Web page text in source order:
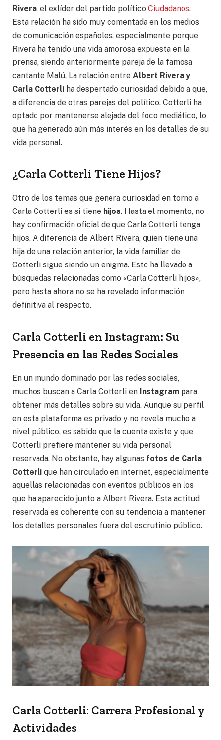
Rivera, el exlíder del partido político Ciudadanos.
Esta relación ha sido muy comentada en los medios
de comunicación españoles, especialmente porque
Rivera ha tenido una vida amorosa expuesta en la
prensa, siendo anteriormente pareja de la famosa
cantante Malú. La relación entre Albert Rivera y
Carla Cotterli ha despertado curiosidad debido a que,
a diferencia de otras parejas del político, Cotterli ha
optado por mantenerse alejada del foco mediático, lo
que ha generado aún más interés en los detalles de su
vida personal.
¿Carla Cotterli Tiene Hijos?
Otro de los temas que genera curiosidad en torno a
Carla Cotterli es si tiene hijos. Hasta el momento, no
hay confirmación oficial de que Carla Cotterli tenga
hijos. A diferencia de Albert Rivera, quien tiene una
hija de una relación anterior, la vida familiar de
Cotterli sigue siendo un enigma. Esto ha llevado a
búsquedas relacionadas como «Carla Cotterli hijos»,
pero hasta ahora no se ha revelado información
definitiva al respecto.
Carla Cotterli en Instagram: Su
Presencia en las Redes Sociales
En un mundo dominado por las redes sociales,
muchos buscan a Carla Cotterli en Instagram para
obtener más detalles sobre su vida. Aunque su perfil
en esta plataforma es privado y no revela mucho a
nivel público, es sabido que la cuenta existe y que
Cotterli prefiere mantener su vida personal
reservada. No obstante, hay algunas fotos de Carla
Cotterli que han circulado en internet, especialmente
aquellas relacionadas con eventos públicos en los
que ha aparecido junto a Albert Rivera. Esta actitud
reservada es coherente con su tendencia a mantener
los detalles personales fuera del escrutinio público.
Carla Cotterli: Carrera Profesional y
Actividades